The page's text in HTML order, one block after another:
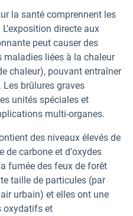
la santé comprennent les
directe aux
peut causer des
maladies liées à la chaleur
chaleur), pouvant entraîner
Les brûlures graves
unités spéciales et
multi-organes.
des niveaux élevés de
de carbone et d'oxydes
fumée des feux de forêt
taille de particules (par
urbain) et elles ont une
oxydatifs et